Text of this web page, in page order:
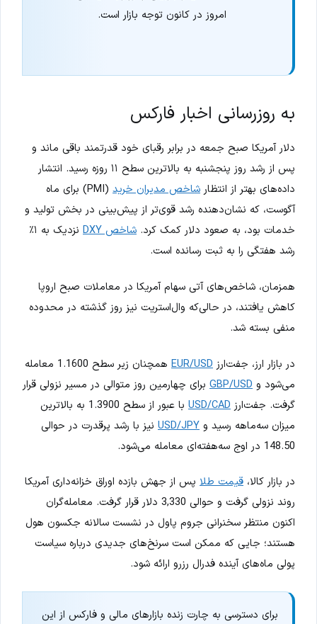
امروز در کانون توجه بازار است.
به روزرسانی اخبار فارکس
دلار آمریکا صبح جمعه در برابر رقبای خود قدرتمند باقی ماند و
پس از رشد روز پنجشنبه به بالاترین سطح ۱۱ روزه رسید. انتشار
داده‌های بهتر از انتظار شاخص مدیران خرید
(PMI) برای ماه
آگوست، که نشان‌دهنده رشد قوی‌تر از پیش‌بینی در بخش تولید و
خدمات بود، به صعود دلار کمک کرد. شاخص DXY
نزدیک به ۱٪
رشد هفتگی را به ثبت رسانده است.
همزمان، شاخص‌های آتی سهام آمریکا در معاملات صبح اروپا
کاهش یافتند، در حالی‌که وال‌استریت نیز روز گذشته در محدوده
منفی بسته شد.
در بازار ارز، جفت‌ارز EUR/USD
همچنان زیر سطح 1.1600 معامله
می‌شود و GBP/USD برای چهارمین روز متوالی در مسیر نزولی قرار
گرفت. جفت‌ارز USD/CAD
با عبور از سطح 1.3900 به بالاترین
میزان سه‌ماهه رسید و USD/JPY نیز با رشد پرقدرت در حوالی
148.50 در اوج سه‌هفته‌ای معامله می‌شود.
در بازار کالا، قیمت طلا پس از جهش بازده اوراق خزانه‌داری آمریکا
روند نزولی گرفت و حوالی 3,330 دلار قرار گرفت. معامله‌گران
اکنون منتظر سخنرانی جروم پاول در نشست سالانه جکسون هول
هستند؛ جایی که ممکن است سرنخ‌های جدیدی درباره سیاست
پولی ماه‌های آینده فدرال رزرو ارائه شود.
برای دسترسی به چارت زنده بازارهای مالی و فارکس از این